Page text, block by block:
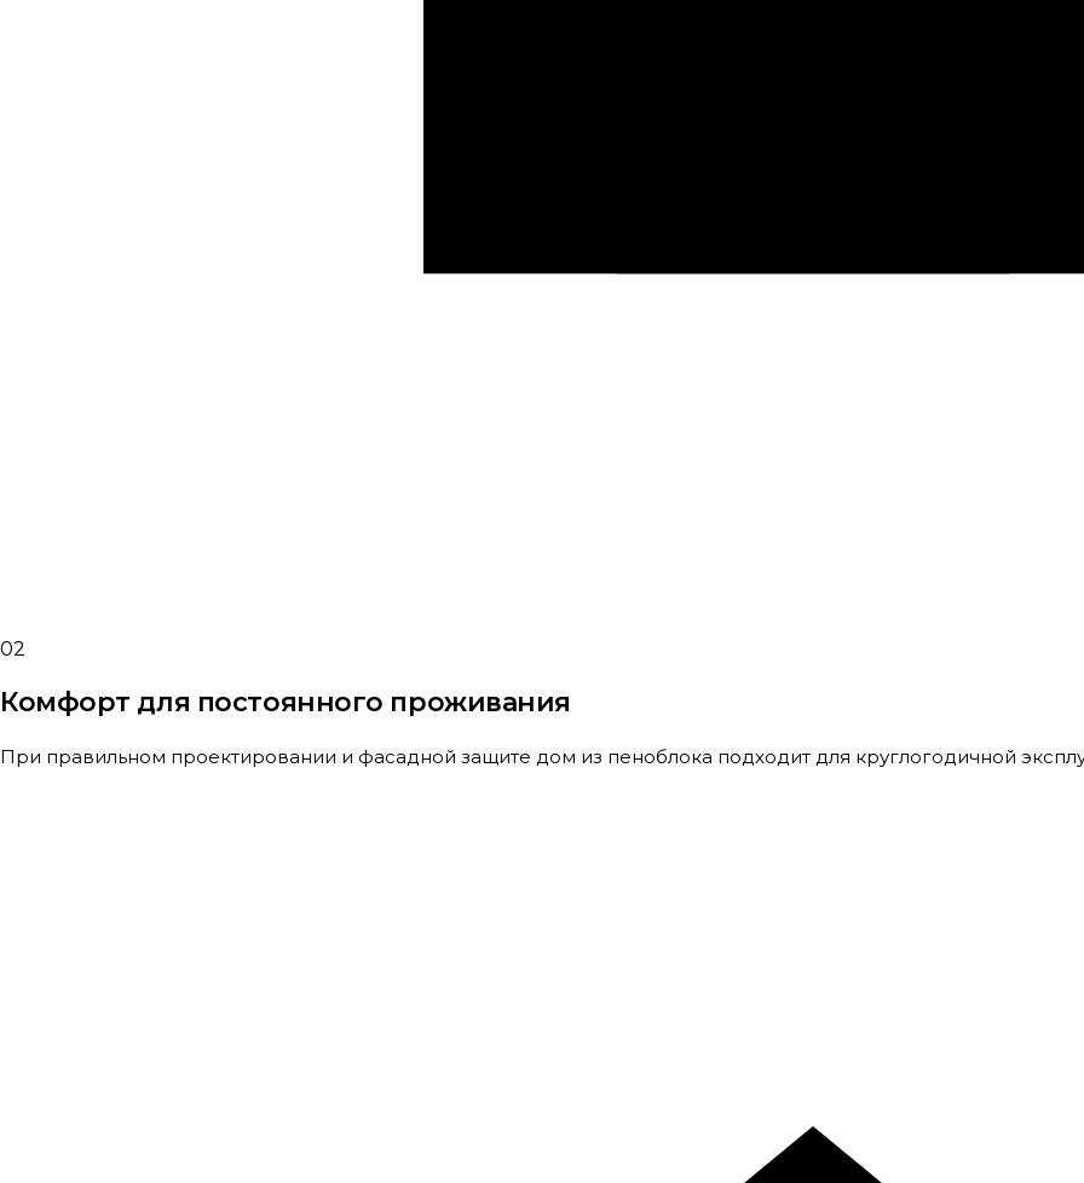
02
Комфорт для постоянного проживания
При правильном проектировании и фасадной защите дом из пеноблока подходит для круглогодичной